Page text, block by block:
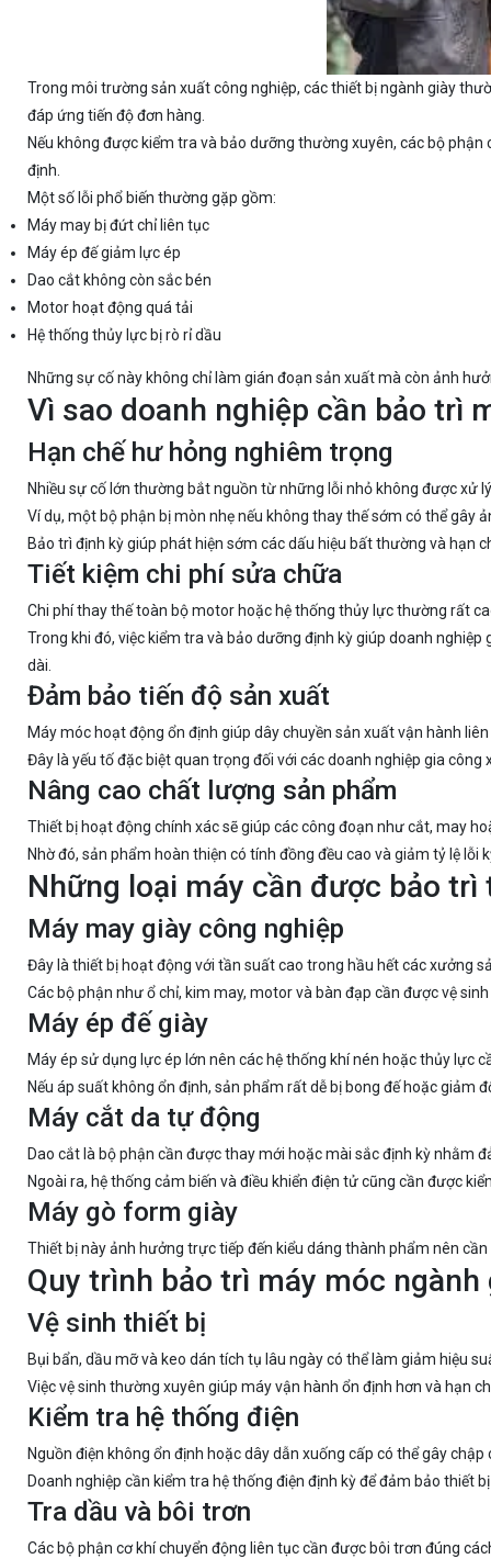
Trong môi trường sản xuất công nghiệp, các thiết bị ngành giày
đáp ứng tiến độ đơn hàng.
Nếu không được kiểm tra và bảo dưỡng thường xuyên, các bộ
định.
Một số lỗi phổ biến thường gặp gồm:
Máy may bị đứt chỉ liên tục
Máy ép đế giảm lực ép
Dao cắt không còn sắc bén
Motor hoạt động quá tải
Hệ thống thủy lực bị rò rỉ dầu
Những sự cố này không chỉ làm gián đoạn sản xuất mà còn ảnh
Vì sao doanh nghiệp cần bảo trì
Hạn chế hư hỏng nghiêm trọng
Nhiều sự cố lớn thường bắt nguồn từ những lỗi nhỏ không được xử
Ví dụ, một bộ phận bị mòn nhẹ nếu không thay thế sớm có thể gây
Bảo trì định kỳ giúp phát hiện sớm các dấu hiệu bất thường và hạn
Tiết kiệm chi phí sửa chữa
Chi phí thay thế toàn bộ motor hoặc hệ thống thủy lực thường rất
Trong khi đó, việc kiểm tra và bảo dưỡng định kỳ giúp doanh
dài.
Đảm bảo tiến độ sản xuất
Máy móc hoạt động ổn định giúp dây chuyền sản xuất vận hành
Đây là yếu tố đặc biệt quan trọng đối với các doanh nghiệp gia công
Nâng cao chất lượng sản phẩm
Thiết bị hoạt động chính xác sẽ giúp các công đoạn như cắt, may
Nhờ đó, sản phẩm hoàn thiện có tính đồng đều cao và giảm tỷ lệ lỗi
Những loại máy cần được bảo trì
Máy may giày công nghiệp
Đây là thiết bị hoạt động với tần suất cao trong hầu hết các xưởng
Các bộ phận như ổ chỉ, kim may, motor và bàn đạp cần được vệ
Máy ép đế giày
Máy ép sử dụng lực ép lớn nên các hệ thống khí nén hoặc thủy lực
Nếu áp suất không ổn định, sản phẩm rất dễ bị bong đế hoặc giảm
Máy cắt da tự động
Dao cắt là bộ phận cần được thay mới hoặc mài sắc định kỳ nhằm
Ngoài ra, hệ thống cảm biến và điều khiển điện tử cũng cần được
Máy gò form giày
Thiết bị này ảnh hưởng trực tiếp đến kiểu dáng thành phẩm nên
Quy trình bảo trì máy móc ngành
Vệ sinh thiết bị
Bụi bẩn, dầu mỡ và keo dán tích tụ lâu ngày có thể làm giảm hiệu
Việc vệ sinh thường xuyên giúp máy vận hành ổn định hơn và hạn
Kiểm tra hệ thống điện
Nguồn điện không ổn định hoặc dây dẫn xuống cấp có thể gây
Doanh nghiệp cần kiểm tra hệ thống điện định kỳ để đảm bảo thiết
Tra dầu và bôi trơn
Các bộ phận cơ khí chuyển động liên tục cần được bôi trơn đúng